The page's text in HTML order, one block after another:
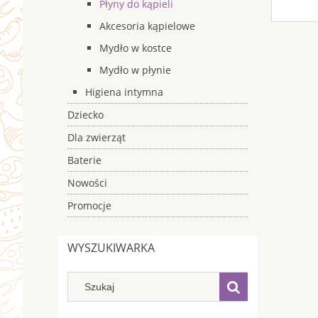
Płyny do kąpieli
Akcesoria kąpielowe
Mydło w kostce
Mydło w płynie
Higiena intymna
Dziecko
Dla zwierząt
Baterie
Nowości
Promocje
WYSZUKIWARKA